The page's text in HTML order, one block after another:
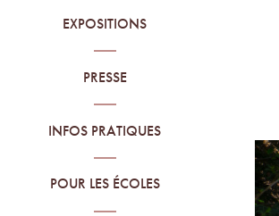
EXPOSITIONS
PRESSE
INFOS PRATIQUES
POUR LES ÉCOLES